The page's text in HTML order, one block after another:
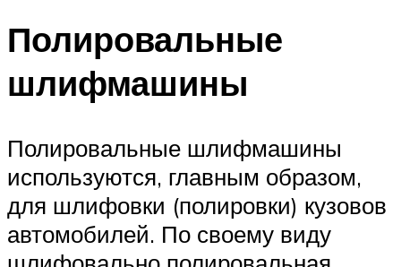
Полировальные
шлифмашины
Полировальные шлифмашины
используются, главным образом,
для шлифовки (полировки) кузовов
автомобилей. По своему виду